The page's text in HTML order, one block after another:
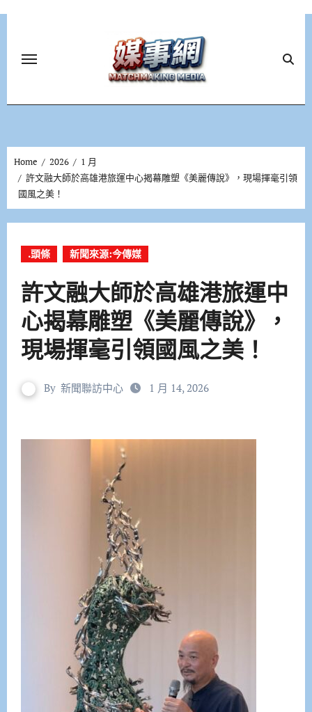
Home 2026
1 月
許文融大師於高雄港旅運中心揭幕雕塑《美麗傳說》，現場揮毫引領
國風之美！
.頭條 新聞來源:今傳媒
許文融大師於高雄港旅運中
心揭幕雕塑《美麗傳說》，
現場揮毫引領國風之美！
By 新聞聯訪中心 1 月 14, 2026